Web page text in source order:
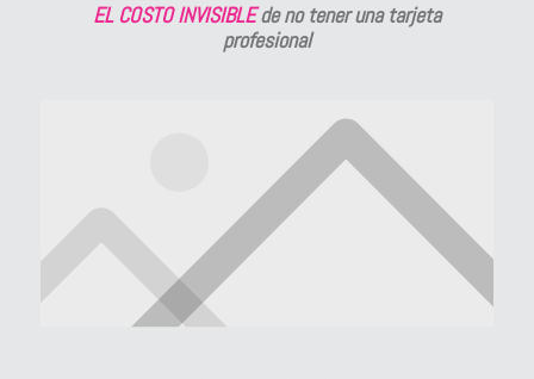
EL COSTO INVISIBLEde no tener una tarjeta
profesional